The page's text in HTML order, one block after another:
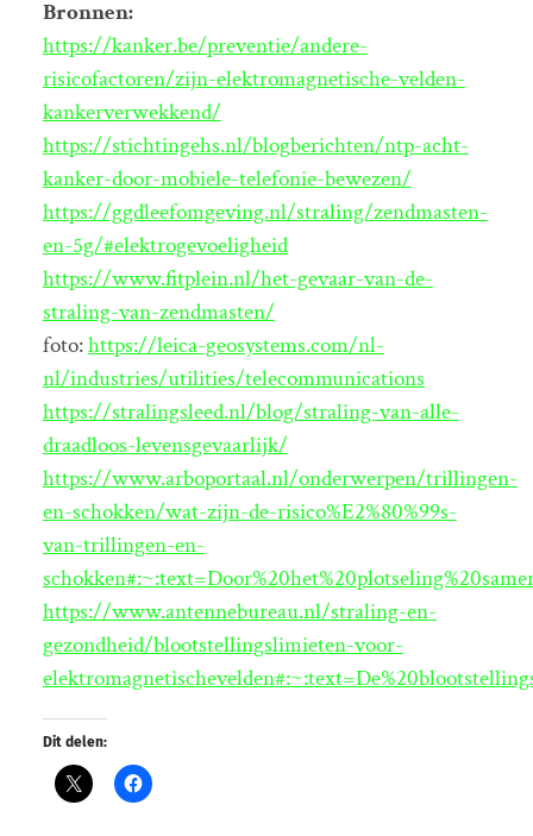
Bronnen:
https://kanker.be/preventie/andere-
risicofactoren/zijn-elektromagnetische-velden-
kankerverwekkend/
https://stichtingehs.nl/blogberichten/ntp-acht-
kanker-door-mobiele-telefonie-bewezen/
https://ggdleefomgeving.nl/straling/zendmasten-
en-5g/#elektrogevoeligheid
https://www.fitplein.nl/het-gevaar-van-de-
straling-van-zendmasten/
foto:https://leica-geosystems.com/nl-
nl/industries/utilities/telecommunications
https://stralingsleed.nl/blog/straling-van-alle-
draadloos-levensgevaarlijk/
https://www.arboportaal.nl/onderwerpen/trillingen-
en-schokken/wat-zijn-de-risico%E2%80%99s-
van-trillingen-en-
https://www.antennebureau.nl/straling-en-
gezondheid/blootstellingslimieten-voor-
Dit delen: